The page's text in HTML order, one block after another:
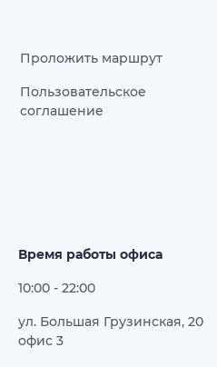
Проложить маршрут
Пользовательское
соглашение
Время работы офиса
10:00 - 22:00
ул. Большая Грузинская, 20
офис 3